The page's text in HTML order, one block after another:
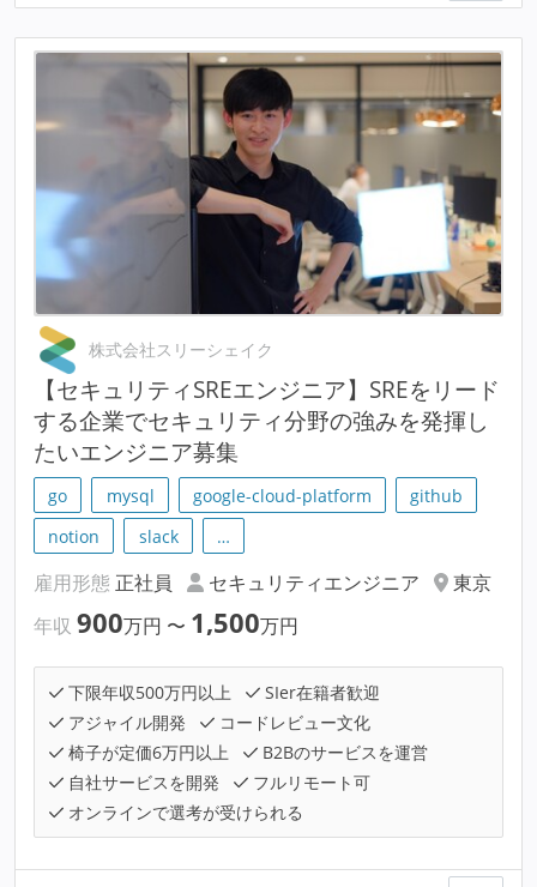
株式会社スリーシェイク
【セキュリティSREエンジニア】SREをリード
する企業でセキュリティ分野の強みを発揮し
たいエンジニア募集
go mysql google-cloud-platform
github
notion
slack …
雇用形態 正社員 セキュリティエンジニア
東京
年収 900万円 〜 1,500万円
下限年収500万円以上
SIer在籍者歓迎
アジャイル開発
コードレビュー文化
椅子が定価6万円以上
B2Bのサービスを運営
自社サービスを開発
フルリモート可
オンラインで選考が受けられる